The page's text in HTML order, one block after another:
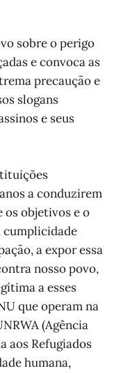
sobre o perigo
e convoca as
precaução e
slogans
e seus
a conduzirem
os objetivos e o
cumplicidade
a expor essa
nosso povo,
a esses
que operam na
(Agência
aos Refugiados
humana,